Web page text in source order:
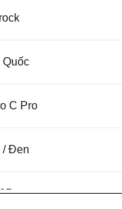
Quốc
C Pro
/ Đen